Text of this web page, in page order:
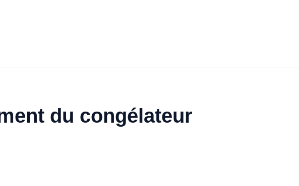
du congélateur